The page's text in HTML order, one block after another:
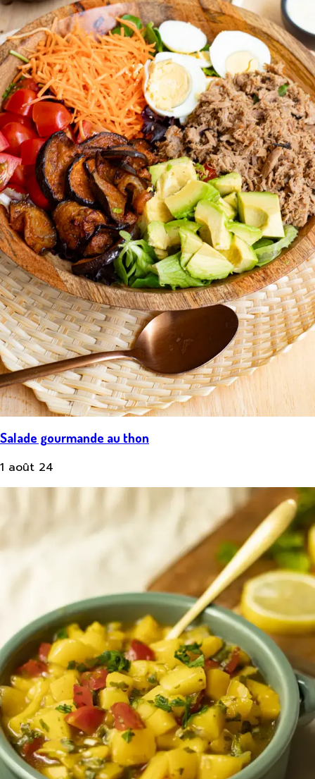
Salade gourmande au thon
1 août 24